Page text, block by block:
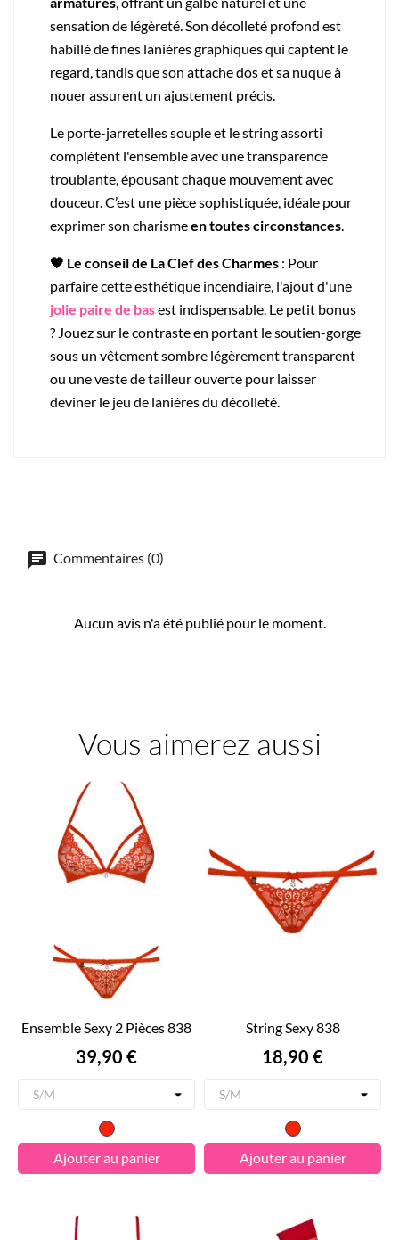
sensation de légèreté. Son décolleté profond est
habillé de fines lanières graphiques qui captent le
regard, tandis que son attache dos et sa nuque à
nouer assurent un ajustement précis.
Le porte-jarretelles souple et le string assorti
complètent l'ensemble avec une transparence
troublante, épousant chaque mouvement avec
douceur. C’est une pièce sophistiquée, idéale pour
exprimer son charismeen toutes circonstances
🖤 Le conseil de La Clef des Charmes : Pour
parfaire cette esthétique incendiaire, l'ajout d'une
jolie paire de basest indispensable. Le petit bonus
? Jouez sur le contraste en portant le soutien-gorge
sous un vêtement sombre légèrement transparent
ou une veste de tailleur ouverte pour laisser
deviner le jeu de lanières du décolleté.
Commentaires (0)
Aucun avis n'a été publié pour le moment.
Vous aimerez aussi
Ensemble Sexy 2 Pièces 838
Prix
39,90 €
Rouge
Ajouter au panier
String Sexy 838
Prix
18,90 €
Rouge
Ajouter au panier